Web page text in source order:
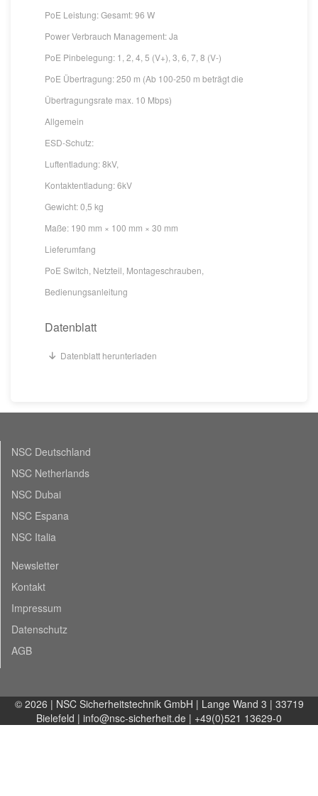
PoE Leistung: Gesamt: 96 W
Power Verbrauch Management: Ja
PoE Pinbelegung: 1, 2, 4, 5 (V+), 3, 6, 7, 8 (V-)
PoE Übertragung: 250 m (Ab 100-250 m beträgt die
Übertragungsrate max. 10 Mbps)
Allgemein
ESD-Schutz:
Luftentladung: 8kV,
Kontaktentladung: 6kV
Gewicht: 0,5 kg
Maße: 190 mm × 100 mm × 30 mm
Lieferumfang
PoE Switch, Netzteil, Montageschrauben,
Bedienungsanleitung
Datenblatt
Datenblatt herunterladen
NSC Deutschland
NSC Netherlands
NSC Dubai
NSC Espana
NSC Italia
Newsletter
Kontakt
Impressum
Datenschutz
AGB
© 2026 | NSC Sicherheitstechnik GmbH | Lange Wand 3 | 33719
Bielefeld | info@nsc-sicherheit.de | +49(0)521 13629-0